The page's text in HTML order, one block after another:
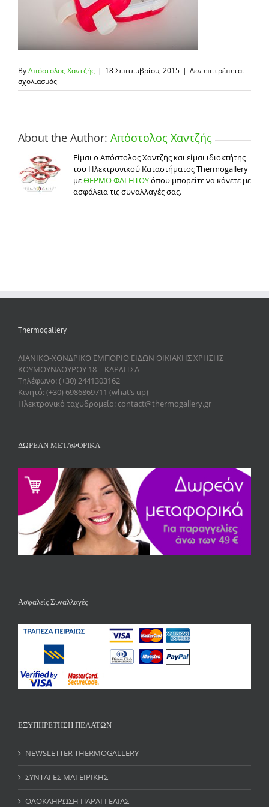
ByΑπόστολος Χαντζής | 18 Σεπτεμβρίου, 2015 | Δεν επιτρέπεται
σχολιασμόςστο
παιδικός
About the Author: Απόστολος Χαντζής
Είμαι ο Απόστολος Χαντζής και είμαι ιδιοκτήτης
του Ηλεκτρονικού Καταστήματος Thermogallery
μεΘΕΡΜΟ ΦΑΓΗΤΟΥόπου μπορείτε να κάνετε με
ασφάλεια τις συναλλαγές σας.
Thermogallery
ΛΙΑΝΙΚΟ-ΧΟΝΔΡΙΚΟ ΕΜΠΟΡΙΟ ΕΙΔΩΝ ΟΙΚΙΑΚΗΣ ΧΡΗΣΗΣ
ΚΟΥΜΟΥΝΔΟΥΡΟΥ 18 – ΚΑΡΔΙΤΣΑ
Τηλέφωνο: (+30) 2441303162
Κινητό: (+30) 6986869711 (what’s up)
Ηλεκτρονικό ταχυδρομείο: contact@thermogallery.gr
ΔΩΡΕΑΝ ΜΕΤΑΦΟΡΙΚΑ
Ασφαλείς Συναλλαγές
ΕΞΥΠΗΡΕΤΗΣΗ ΠΕΛΑΤΩΝ
NEWSLETTER THERMOGALLERY
ΣΥΝΤΑΓΕΣ ΜΑΓΕΙΡΙΚΗΣ
ΟΛΟΚΛΗΡΩΣΗ ΠΑΡΑΓΓΕΛΙΑΣ